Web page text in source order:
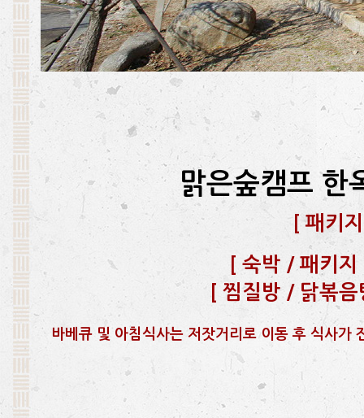
맑은숲캠프 한
[패키
[숙박 / 패키
[찜질방 / 닭볶
바베큐 및 아침식사는 저잣거리로 이동 후 식사가